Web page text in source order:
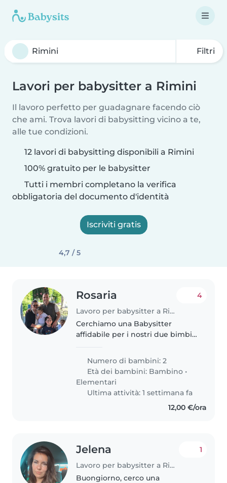
Filtri
Lavori per babysitter a Rimini
Il lavoro perfetto per guadagnare facendo ciò
che ami. Trova lavori di babysitting vicino a te,
alle tue condizioni.
12 lavori di babysitting disponibili a Rimini
100% gratuito per le babysitter
Tutti i membri completano la verifica
obbligatoria del documento d'identità
Iscriviti gratis
4,7 / 5
Rosaria
Lavoro per babysitter a Rimini
4
Cerchiamo una Babysitter
affidabile per i nostri due bimbi,
tutti venerdì . Amano giocare e
sono sempre pieni di energia e
curiosità! La persona ideale..
Numero di bambini: 2
Età dei bambini: Bambino •
Elementari
Ultima attività: 1 settimana fa
12,00 €/ora
Jelena
Lavoro per babysitter a Rimini
1
Buongiorno, cerco una